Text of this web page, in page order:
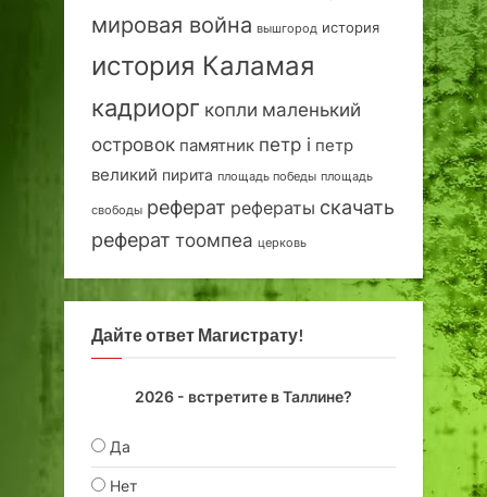
мировая война вышгород история
история Каламая
кадриорг копли маленький
островок памятник петр i петр
великий пирита площадь победы площадь
свободы реферат рефераты скачать
реферат тоомпеа церковь
Дайте ответ Магистрату!
2026 - встретите в Таллине?
Да
Нет